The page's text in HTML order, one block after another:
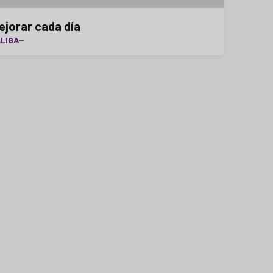
cada día